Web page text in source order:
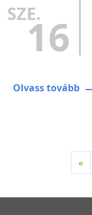
SZE.16
Olvass tovább
«